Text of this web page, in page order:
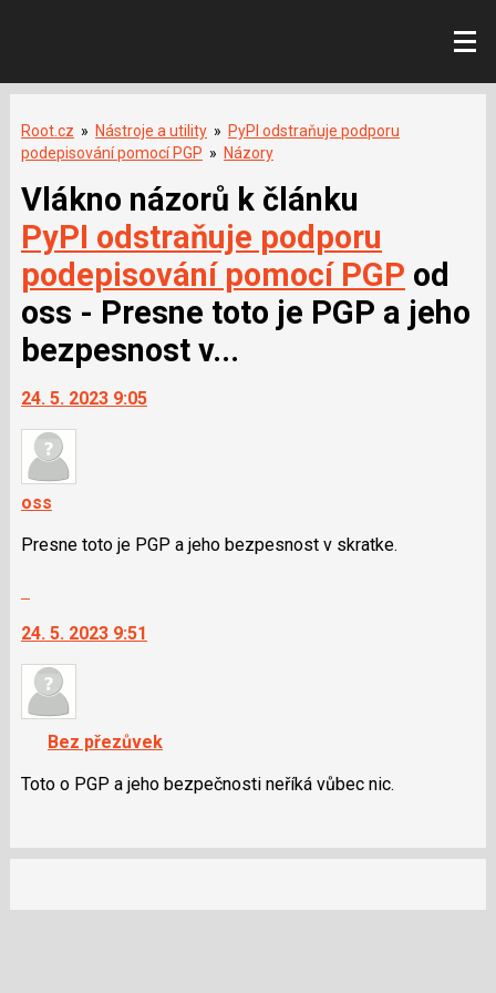
Root.cz » Nástroje a utility » PyPI odstraňuje podporu
podepisování pomocí PGP » Názory
Vlákno názorů k článku
PyPI odstraňuje podporu
podepisování pomocí PGP od
oss - Presne toto je PGP a jeho
bezpesnost v...
24. 5. 2023 9:05
oss
Presne toto je PGP a jeho bezpesnost v skratke.
další
nový
názor.
navigaci
lze
použít
N
24. 5. 2023 9:51
Bez přezůvek
Toto o PGP a jeho bezpečnosti neříká vůbec nic.